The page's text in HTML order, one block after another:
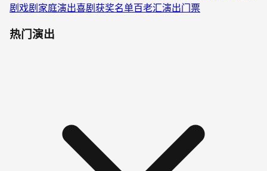
剧 戏剧 家庭演出喜剧 获奖名单百老汇演出门票
热门演出